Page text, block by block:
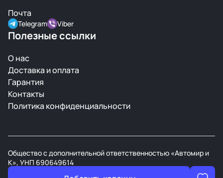
Почта
Telegram Viber
Полезные ссылки
О нас
Доставка и оплата
Гарантия
Контакты
Политика конфиденциальности
Общество с дополнительной ответственностью «Автомир и
К», УНП 690649614
В торговом реестре РБ с 21 марта 2008г.